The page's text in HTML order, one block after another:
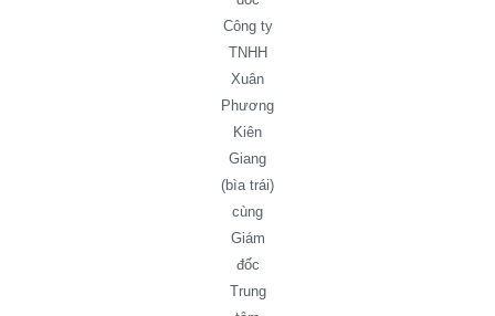
Công ty
TNHH
Xuân
Phương
Kiên
Giang
(bìa trái)
cùng
Giám
đốc
Trung